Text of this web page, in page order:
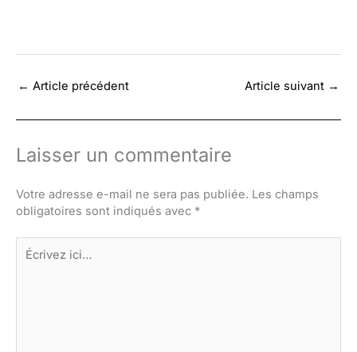
← Article précédent Article suivant →
Laisser un commentaire
Votre adresse e-mail ne sera pas publiée. Les champs
obligatoires sont indiqués avec *
Écrivez
ici…